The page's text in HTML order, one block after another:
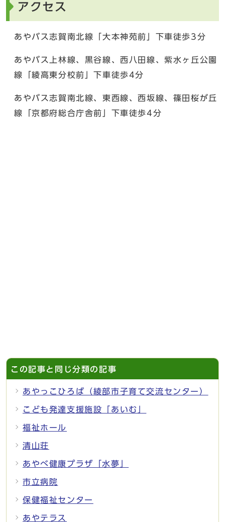
アクセス
あやバス志賀南北線「大本神苑前」下車徒歩3分
あやバス上林線、黒谷線、西八田線、紫水ヶ丘公園
線「綾高東分校前」下車徒歩4分
あやバス志賀南北線、東西線、西坂線、篠田桜が丘
線「京都府総合庁舎前」下車徒歩4分
この記事と同じ分類の記事
あやっこひろば（綾部市子育て交流センター）
こども発達支援施設「あいむ」
福祉ホール
清山荘
あやべ健康プラザ「水夢」
市立病院
保健福祉センター
あやテラス